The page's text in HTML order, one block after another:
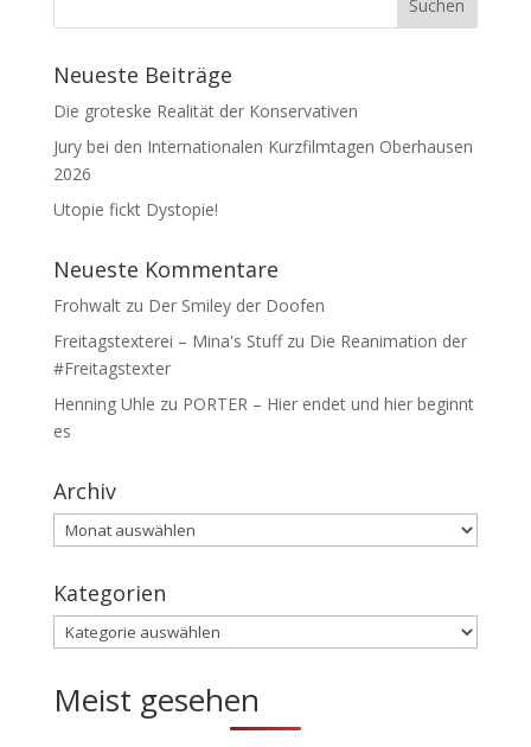
Neueste Beiträge
Die groteske Realität der Konservativen
Jury bei den Internationalen Kurzfilmtagen Oberhausen
2026
Utopie fickt Dystopie!
Neueste Kommentare
Frohwaltzu Der Smiley der Doofen
Freitagstexterei – Mina's Stuffzu Die Reanimation der
#Freitagstexter
Henning Uhle zu PORTER – Hier endet und hier beginnt
es
Archiv
Archiv
Kategorien
Kategorien
Meist gesehen